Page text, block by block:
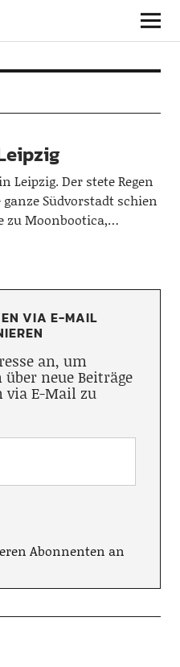
Leipzig. Der stete Regen
Südvorstadt schien
zu Moonbootica,…
VIA E-MAIL
an, um
neue Beiträge
via E-Mail zu
Abonnenten an